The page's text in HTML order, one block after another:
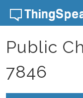
Skip to content
Public
7846